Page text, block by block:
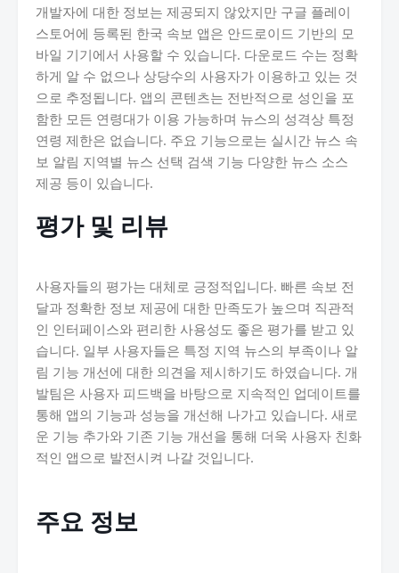
개발자에 대한 정보는 제공되지 않았지만 구글 플레이
스토어에 등록된 한국 속보 앱은 안드로이드 기반의 모
바일 기기에서 사용할 수 있습니다. 다운로드 수는 정확
하게 알 수 없으나 상당수의 사용자가 이용하고 있는 것
으로 추정됩니다. 앱의 콘텐츠는 전반적으로 성인을 포
함한 모든 연령대가 이용 가능하며 뉴스의 성격상 특정
연령 제한은 없습니다. 주요 기능으로는 실시간 뉴스 속
보 알림 지역별 뉴스 선택 검색 기능 다양한 뉴스 소스
제공 등이 있습니다.
평가 및 리뷰
사용자들의 평가는 대체로 긍정적입니다. 빠른 속보 전
달과 정확한 정보 제공에 대한 만족도가 높으며 직관적
인 인터페이스와 편리한 사용성도 좋은 평가를 받고 있
습니다. 일부 사용자들은 특정 지역 뉴스의 부족이나 알
림 기능 개선에 대한 의견을 제시하기도 하였습니다. 개
발팀은 사용자 피드백을 바탕으로 지속적인 업데이트를
통해 앱의 기능과 성능을 개선해 나가고 있습니다. 새로
운 기능 추가와 기존 기능 개선을 통해 더욱 사용자 친화
적인 앱으로 발전시켜 나갈 것입니다.
주요 정보